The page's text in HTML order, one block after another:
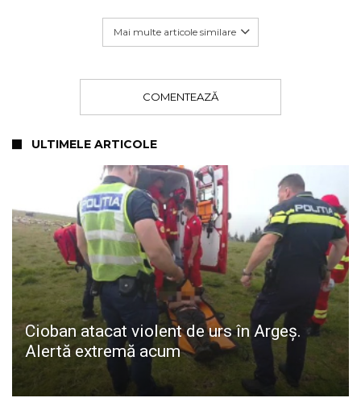
Mai multe articole similare
COMENTEAZĂ
ULTIMELE ARTICOLE
Cioban atacat violent de urs în Argeș.
Alertă extremă acum